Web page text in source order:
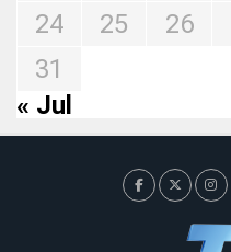
24
25 26
31
« Jul